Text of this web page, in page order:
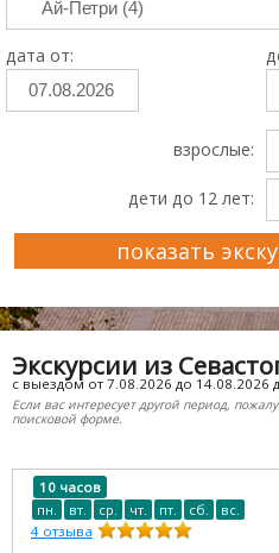
дата от:
взрослые:
дети до 12 лет:
показать
Экскурсии из
с выездом от 7.08.2026 до 14.08.2026
Если вас интересует другой период,
поисковой форме.
10 часов
пн.
вт. ср. чт. пт. сб.
вс.
4 отзыва